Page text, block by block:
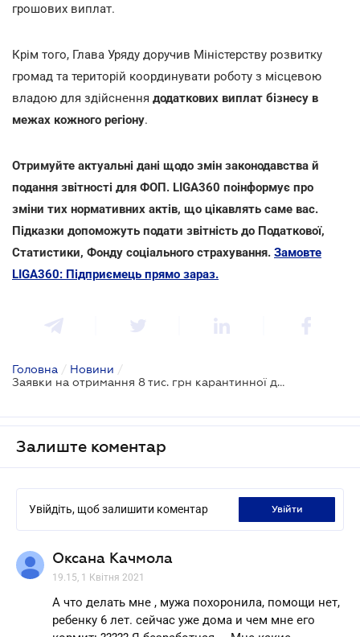
грошових виплат.
Крім того, Глава Уряду доручив Міністерству розвитку
громад та територій координувати роботу з місцевою
владою для здійснення додаткових виплат бізнесу в
межах кожного регіону.
Отримуйте актуальні дані щодо змін законодавства й
подання звітності для ФОП. LIGA360 поінформує про
зміни тих нормативних актів, що цікавлять саме вас.
Підказки допоможуть подати звітність до Податкової,
Статистики, Фонду соціального страхування. Замовте
LIGA360: Підприємець прямо зараз.
Головна / Новини /
Заявки на отримання 8 тис. грн карантинної допомоги почнуть приймати у квітні
Залиште коментар
Увійдіть, щоб залишити коментар увійти
Оксана Качмола
19.15, 1 Квітня 2021
А что делать мне , мужа похоронила, помощи нет,
ребенку 6 лет. сейчас уже дома и чем мне его